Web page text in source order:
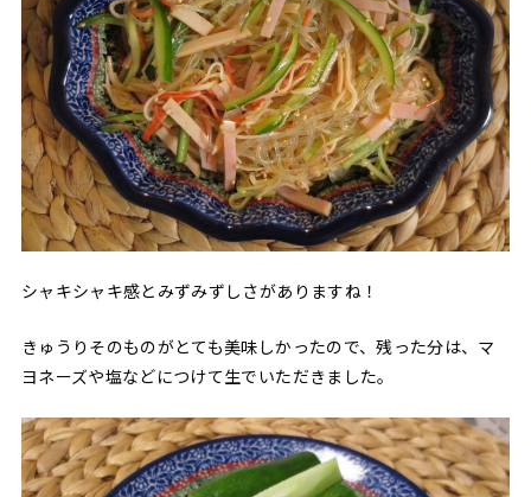
シャキシャキ感とみずみずしさがありますね！
きゅうりそのものがとても美味しかったので、残った分は、マ
ヨネーズや塩などにつけて生でいただきました。